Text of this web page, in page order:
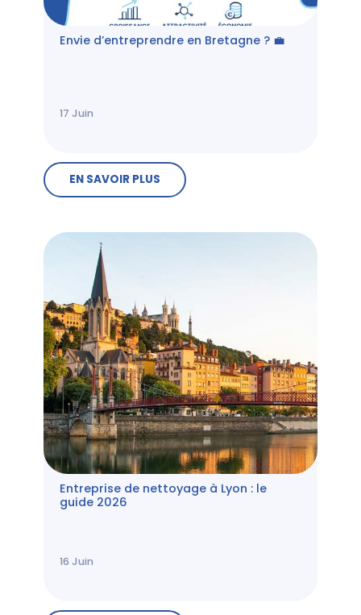
Envie d’entreprendre en Bretagne ? 💼
17 Juin
EN SAVOIR PLUS
Entreprise de nettoyage à Lyon : le
guide 2026
16 Juin